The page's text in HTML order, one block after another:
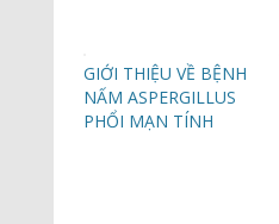
GIỚI THIỆU VỀ BỆNH
NẤM ASPERGILLUS
PHỔI MẠN TÍNH